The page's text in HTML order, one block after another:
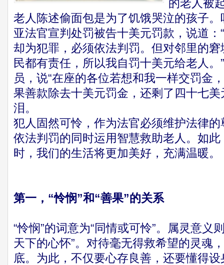
的老人被
老人陈述偷面包是为了饥饿哭泣的孩子
亚法官宣判处罚被告十美元罚款，说道
却为犯罪，必须依法判罚。但对邻里的
民都有责任，所以我自罚十美元给老人
员，说“在座的各位若想和我一样交罚金
果善款除去十美元罚金，还剩了四十七
泪。
犯人固然可怜，作为法官必须维护法律
依法判罚的同时运用智慧救助老人。如
时，我们的生活将更加美好，充满温暖。
第一，“怜悯”和“善果”的关系
“怜悯”的词意为“同情或可怜”。属灵意义
天下的心怀”。对待毫无得救希望的灵魂
底。为此，不仅要心存良善，还要懂得